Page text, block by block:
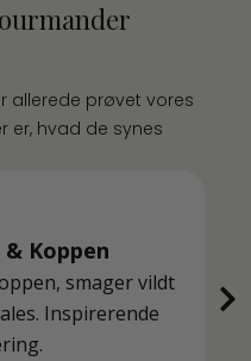
allerede prøvet vores
er, hvad de synes
Koppen
smager vildt
Inspirerende